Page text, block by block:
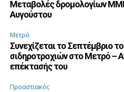
Μεταβολές δρομολογίων
Αυγούστου
Μετρό
Συνεχίζεται το Σεπτέμβριο
σιδηροτροχιών στο Μετρό –
επέκτασής του
Προαστιακός